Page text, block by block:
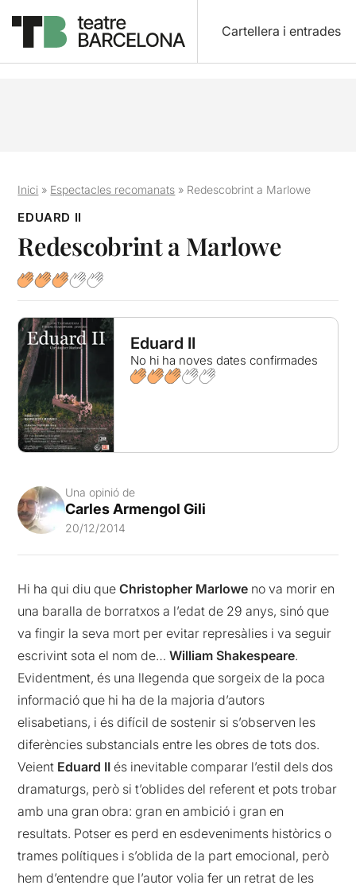
Cartellera i entrades
Inici » Espectacles recomanats » Redescobrint a Marlowe
EDUARD II
Redescobrint a Marlowe
Eduard II
No hi ha noves dates confirmades
Una opinió de
Carles Armengol Gili
20/12/2014
Hi ha qui diu queChristopher Marlowe no va morir en
una baralla de borratxos a l’edat de 29 anys, sinó que
va fingir la seva mort per evitar represàlies i va seguir
escrivint sota el nom de…William Shakespeare.
Evidentment, és una llegenda que sorgeix de la poca
informació que hi ha de la majoria d’autors
elisabetians, i és difícil de sostenir si s’observen les
diferències substancials entre les obres de tots dos.
Veient Eduard II és inevitable comparar l’estil dels dos
dramaturgs, però si t’oblides del referent et pots trobar
amb una gran obra: gran en ambició i gran en
resultats. Potser es perd en esdeveniments històrics o
trames polítiques i s’oblida de la part emocional, però
hem d’entendre que l’autor volia fer un retrat de les